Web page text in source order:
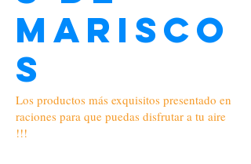
Marisco
s
Los productos más exquisitos presentado en
raciones para que puedas disfrutar a tu aire
!!!